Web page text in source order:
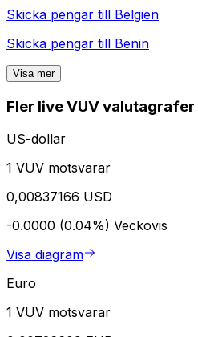
Skicka pengar till Belgien
Skicka pengar till Benin
Visa mer
Fler live VUV valutagrafer
US-dollar
1 VUV motsvarar
0,00837166 USD
-0.0000 (0.04%) Veckovis
Visa diagram
Euro
1 VUV motsvarar